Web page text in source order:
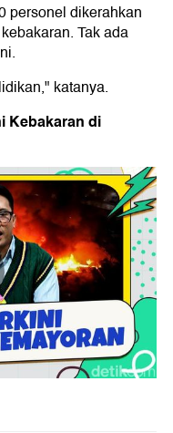
personel dikerahkan
Tak ada
katanya.
Kebakaran di